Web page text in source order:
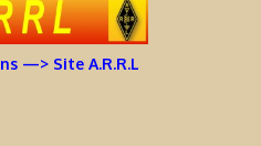
—> Site A.R.R.L